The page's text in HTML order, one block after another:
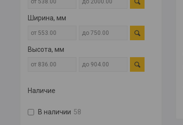
Ширина, мм
Высота, мм
Наличие
В наличии 58